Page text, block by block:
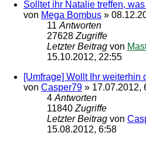
Solltet ihr Natalie treffen,
von Mega Bombus »
11 Antworten
27628 Zugriffe
Letzter Beitrag von
15.10.2012, 22:55
[Umfrage] Wollt Ihr
von Casper79 » 17.07.2012,
4 Antworten
11840 Zugriffe
Letzter Beitrag von
15.08.2012, 6:58